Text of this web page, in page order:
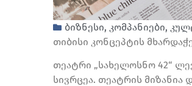
ბიზნესი, კომპანიები,
თიბისი კონცეპტის
თეატრი „სახელოსნო 42“
სივრცეა. თეატრის